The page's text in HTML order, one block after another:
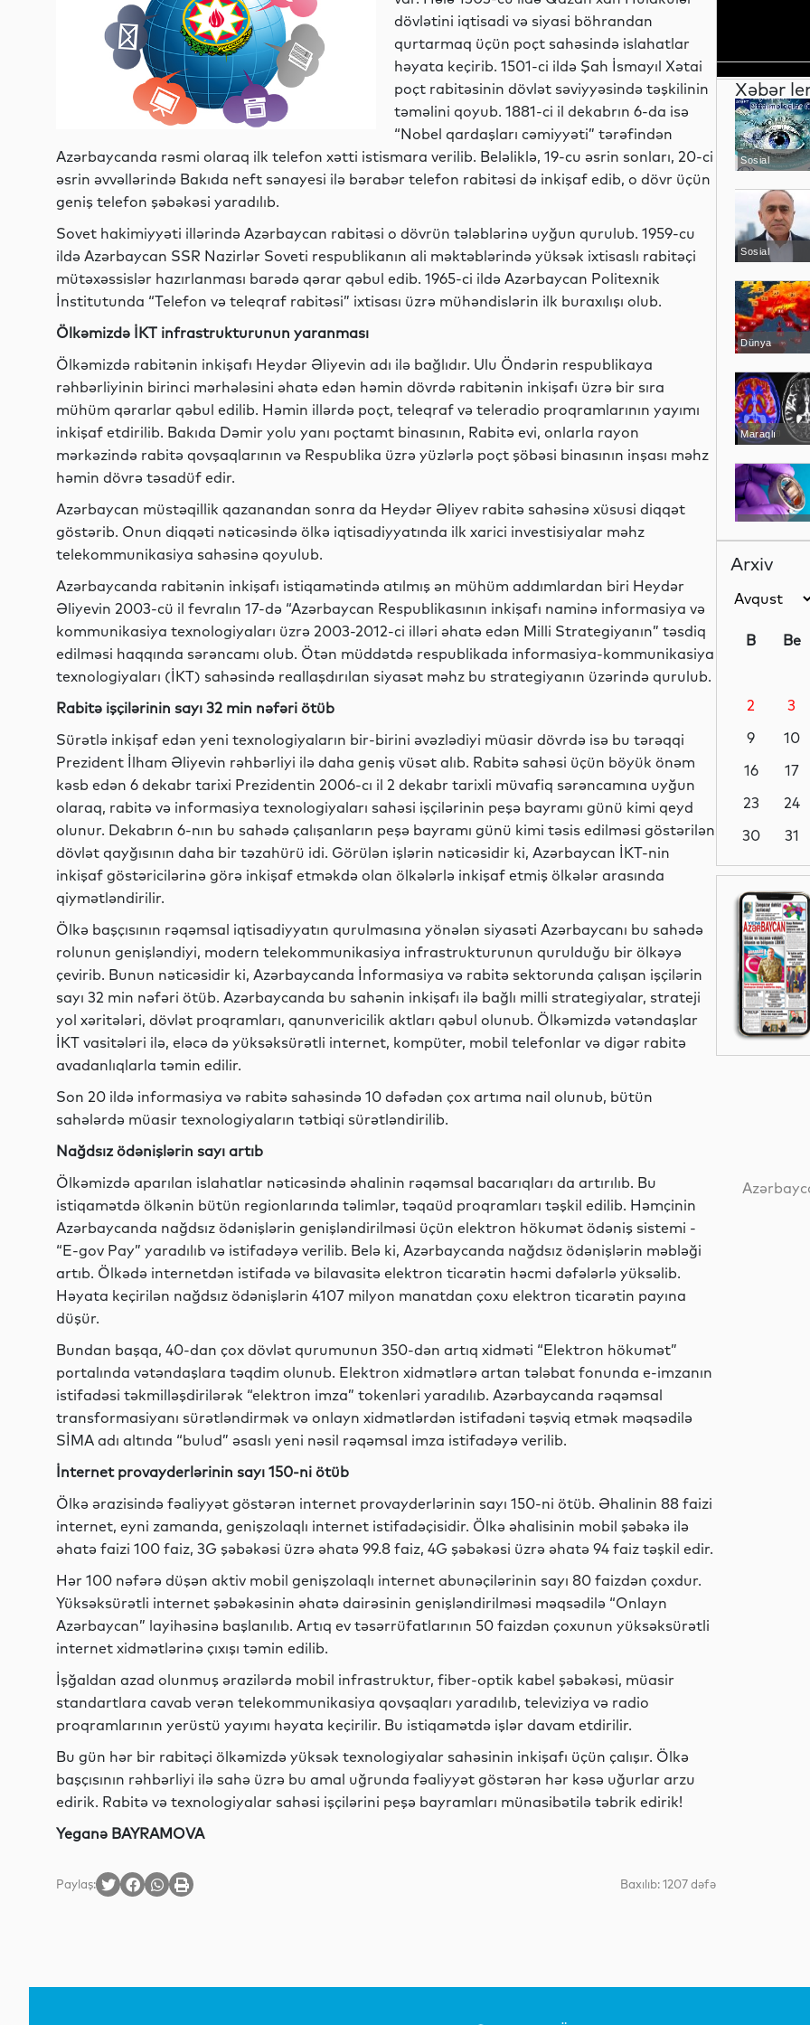
dövlətini iqtisadi və siyasi böhrandan
qurtarmaq üçün poçt sahəsində islahatlar
həyata keçirib. 1501-ci ildə Şah İsmayıl Xətai
poçt rabitəsinin dövlət səviyyəsində təşkilinin
təməlini qoyub. 1881-ci il dekabrın 6-da isə
“Nobel qardaşları cəmiyyəti” tərəfindən
Azərbaycanda rəsmi olaraq ilk telefon xətti istismara verilib. Beləliklə, 19-cu əsrin sonları, 20-ci
əsrin əvvəllərində Bakıda neft sənayesi ilə bərabər telefon rabitəsi də inkişaf edib, o dövr üçün
geniş telefon şəbəkəsi yaradılıb.
Sovet hakimiyyəti illərində Azərbaycan rabitəsi o dövrün tələblərinə uyğun qurulub. 1959-cu
ildə Azərbaycan SSR Nazirlər Soveti respublikanın ali məktəblərində yüksək ixtisaslı rabitəçi
mütəxəssislər hazırlanması barədə qərar qəbul edib. 1965-ci ildə Azərbaycan Politexnik
İnstitutunda “Telefon və teleqraf rabitəsi” ixtisası üzrə mühəndislərin ilk buraxılışı olub.
Ölkəmizdə İKT infrastrukturunun yaranması
Ölkəmizdə rabitənin inkişafı Heydər Əliyevin adı ilə bağlıdır. Ulu Öndərin respublikaya
rəhbərliyinin birinci mərhələsini əhatə edən həmin dövrdə rabitənin inkişafı üzrə bir sıra
mühüm qərarlar qəbul edilib. Həmin illərdə poçt, teleqraf və teleradio proqramlarının yayımı
inkişaf etdirilib. Bakıda Dəmir yolu yanı poçtamt binasının, Rabitə evi, onlarla rayon
mərkəzində rabitə qovşaqlarının və Respublika üzrə yüzlərlə poçt şöbəsi binasının inşası məhz
həmin dövrə təsadüf edir.
Azərbaycan müstəqillik qazanandan sonra da Heydər Əliyev rabitə sahəsinə xüsusi diqqət
göstərib. Onun diqqəti nəticəsində ölkə iqtisadiyyatında ilk xarici investisiyalar məhz
telekommunikasiya sahəsinə qoyulub.
Azərbaycanda rabitənin inkişafı istiqamətində atılmış ən mühüm addımlardan biri Heydər
Əliyevin 2003-cü il fevralın 17-də “Azərbaycan Respublikasının inkişafı naminə informasiya və
kommunikasiya texnologiyaları üzrə 2003-2012-ci illəri əhatə edən Milli Strategiyanın” təsdiq
edilməsi haqqında sərəncamı olub. Ötən müddətdə respublikada informasiya-kommunikasiya
texnologiyaları (İKT) sahəsində reallaşdırılan siyasət məhz bu strategiyanın üzərində qurulub.
Rabitə işçilərinin sayı 32 min nəfəri ötüb
Sürətlə inkişaf edən yeni texnologiyaların bir-birini əvəzlədiyi müasir dövrdə isə bu tərəqqi
Prezident İlham Əliyevin rəhbərliyi ilə daha geniş vüsət alıb. Rabitə sahəsi üçün böyük önəm
kəsb edən 6 dekabr tarixi Prezidentin 2006-cı il 2 dekabr tarixli müvafiq sərəncamına uyğun
olaraq, rabitə və informasiya texnologiyaları sahəsi işçilərinin peşə bayramı günü kimi qeyd
olunur. Dekabrın 6-nın bu sahədə çalışanların peşə bayramı günü kimi təsis edilməsi göstərilən
dövlət qayğısının daha bir təzahürü idi. Görülən işlərin nəticəsidir ki, Azərbaycan İKT-nin
inkişaf göstəricilərinə görə inkişaf etməkdə olan ölkələrlə inkişaf etmiş ölkələr arasında
qiymətləndirilir.
Ölkə başçısının rəqəmsal iqtisadiyyatın qurulmasına yönələn siyasəti Azərbaycanı bu sahədə
rolunun genişləndiyi, modern telekommunikasiya infrastrukturunun qurulduğu bir ölkəyə
çevirib. Bunun nəticəsidir ki, Azərbaycanda İnformasiya və rabitə sektorunda çalışan işçilərin
sayı 32 min nəfəri ötüb. Azərbaycanda bu sahənin inkişafı ilə bağlı milli strategiyalar, strateji
yol xəritələri, dövlət proqramları, qanunvericilik aktları qəbul olunub. Ölkəmizdə vətəndaşlar
İKT vasitələri ilə, eləcə də yüksəksürətli internet, kompüter, mobil telefonlar və digər rabitə
avadanlıqlarla təmin edilir.
Son 20 ildə informasiya və rabitə sahəsində 10 dəfədən çox artıma nail olunub, bütün
sahələrdə müasir texnologiyaların tətbiqi sürətləndirilib.
Nağdsız ödənişlərin sayı artıb
Ölkəmizdə aparılan islahatlar nəticəsində əhalinin rəqəmsal bacarıqları da artırılıb. Bu
istiqamətdə ölkənin bütün regionlarında təlimlər, təqaüd proqramları təşkil edilib. Həmçinin
Azərbaycanda nağdsız ödənişlərin genişləndirilməsi üçün elektron hökumət ödəniş sistemi -
“E-gov Pay” yaradılıb və istifadəyə verilib. Belə ki, Azərbaycanda nağdsız ödənişlərin məbləği
artıb. Ölkədə internetdən istifadə və bilavasitə elektron ticarətin həcmi dəfələrlə yüksəlib.
Həyata keçirilən nağdsız ödənişlərin 4107 milyon manatdan çoxu elektron ticarətin payına
düşür.
Bundan başqa, 40-dan çox dövlət qurumunun 350-dən artıq xidməti “Elektron hökumət”
portalında vətəndaşlara təqdim olunub. Elektron xidmətlərə artan tələbat fonunda e-imzanın
istifadəsi təkmilləşdirilərək “elektron imza” tokenləri yaradılıb. Azərbaycanda rəqəmsal
transformasiyanı sürətləndirmək və onlayn xidmətlərdən istifadəni təşviq etmək məqsədilə
SİMA adı altında “bulud” əsaslı yeni nəsil rəqəmsal imza istifadəyə verilib.
İnternet provayderlərinin sayı 150-ni ötüb
Ölkə ərazisində fəaliyyət göstərən internet provayderlərinin sayı 150-ni ötüb. Əhalinin 88 faizi
internet, eyni zamanda, genişzolaqlı internet istifadəçisidir. Ölkə əhalisinin mobil şəbəkə ilə
əhatə faizi 100 faiz, 3G şəbəkəsi üzrə əhatə 99.8 faiz, 4G şəbəkəsi üzrə əhatə 94 faiz təşkil edir.
Hər 100 nəfərə düşən aktiv mobil genişzolaqlı internet abunəçilərinin sayı 80 faizdən çoxdur.
Yüksəksürətli internet şəbəkəsinin əhatə dairəsinin genişləndirilməsi məqsədilə “Onlayn
Azərbaycan” layihəsinə başlanılıb. Artıq ev təsərrüfatlarının 50 faizdən çoxunun yüksəksürətli
internet xidmətlərinə çıxışı təmin edilib.
İşğaldan azad olunmuş ərazilərdə mobil infrastruktur, fiber-optik kabel şəbəkəsi, müasir
standartlara cavab verən telekommunikasiya qovşaqları yaradılıb, televiziya və radio
proqramlarının yerüstü yayımı həyata keçirilir. Bu istiqamətdə işlər davam etdirilir.
Bu gün hər bir rabitəçi ölkəmizdə yüksək texnologiyalar sahəsinin inkişafı üçün çalışır. Ölkə
başçısının rəhbərliyi ilə sahə üzrə bu amal uğrunda fəaliyyət göstərən hər kəsə uğurlar arzu
edirik. Rabitə və texnologiyalar sahəsi işçilərini peşə bayramları münasibətilə təbrik edirik!
Yeganə BAYRAMOVA
Paylaş: Baxılıb: 1207 dəfə
Xəbər
Sosial
Sosial
Dünya
Maraqlı
Maraqlı
Siyasət
Siyasət
Siyasət
Dünya
Dünya
Arxiv
B Be
2
3
9
10
16
17
23
24
30
31